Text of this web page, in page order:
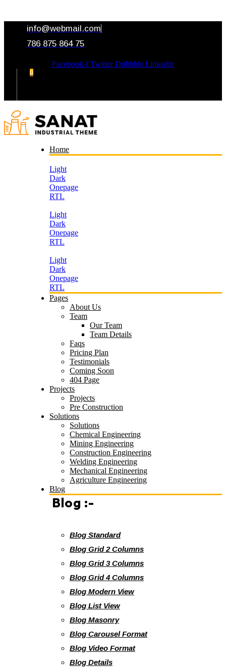
info@webmail.com
786 875 864 75
Facebook-f Twitter Dribbble Linkedin
0
Home
Light
Dark
Onepage
RTL
Light
Dark
Onepage
RTL
Light
Dark
Onepage
RTL
Pages
About Us
Team
Our Team
Team Details
Faqs
Pricing Plan
Testimonials
Coming Soon
404 Page
Projects
Projects
Pre Construction
Solutions
Solutions
Chemical Engineering
Mining Engineering
Construction Engineering
Welding Engineering
Mechanical Engineering
Agriculture Engineering
Blog
Blog :-
Blog Standard
Blog Grid 2 Columns
Blog Grid 3 Columns
Blog Grid 4 Columns
Blog Modern View
Blog List View
Blog Masonry
Blog Carousel Format
Blog Video Format
Blog Details